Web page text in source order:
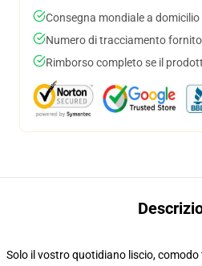
Consegna mondiale a domicilio
Numero di tracciamento
Rimborso completo se il
Solo il vostro quotidiano liscio,